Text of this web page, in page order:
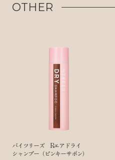
OTHER
バイツリーズ Rエアドライ
シャンプー（ピンキーサボン）